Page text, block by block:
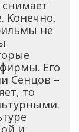
Конечно,
не
Его
Сенцов –
то
и